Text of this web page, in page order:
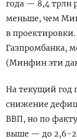
года — 8,4 трлн
меньше, чем
в
Газпромбанка,
(Минфин эти
На текущий год
снижение
ВВП, но по
выше — до 2,6-